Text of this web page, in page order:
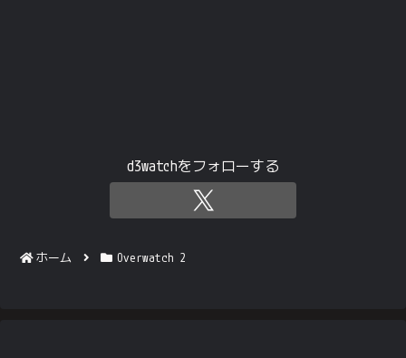
d3watchをフォローする
ホーム Overwatch 2